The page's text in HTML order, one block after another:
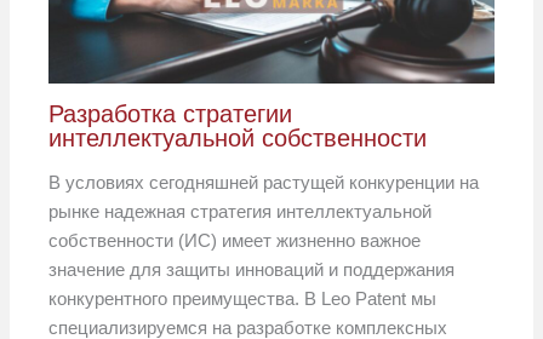
Разработка стратегии
интеллектуальной собственности
В условиях сегодняшней растущей конкуренции на
рынке надежная стратегия интеллектуальной
собственности (ИС) имеет жизненно важное
значение для защиты инноваций и поддержания
конкурентного преимущества. В Leo Patent мы
специализируемся на разработке комплексных